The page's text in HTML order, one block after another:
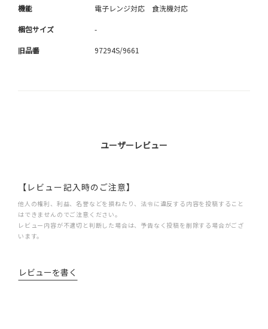
機能 電子レンジ対応 食洗機対応
梱包サイズ -
旧品番 97294S/9661
ユーザーレビュー
【レビュー記入時のご注意】
他人の権利、利益、名誉などを損ねたり、法令に違反する内容を投稿すること
はできませんのでご注意ください。
レビュー内容が不適切と判断した場合は、予告なく投稿を削除する場合がござ
います。
レビューを書く